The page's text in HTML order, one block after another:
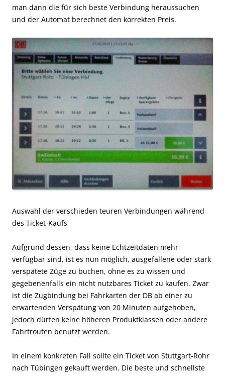
man dann die für sich beste Verbindung heraussuchen
und der Automat berechnet den korrekten Preis.
Auswahl der verschieden teuren Verbindungen während
des Ticket-Kaufs
Aufgrund dessen, dass keine Echtzeitdaten mehr
verfügbar sind, ist es nun möglich, ausgefallene oder stark
verspätete Züge zu buchen, ohne es zu wissen und
gegebenenfalls ein nicht nutzbares Ticket zu kaufen. Zwar
ist die Zugbindung bei Fahrkarten der DB ab einer zu
erwartenden Verspätung von 20 Minuten aufgehoben,
jedoch dürfen keine höheren Produktklassen oder andere
Fahrtrouten benutzt werden.
In einem konkreten Fall sollte ein Ticket von Stuttgart-Rohr
nach Tübingen gekauft werden. Die beste und schnellste